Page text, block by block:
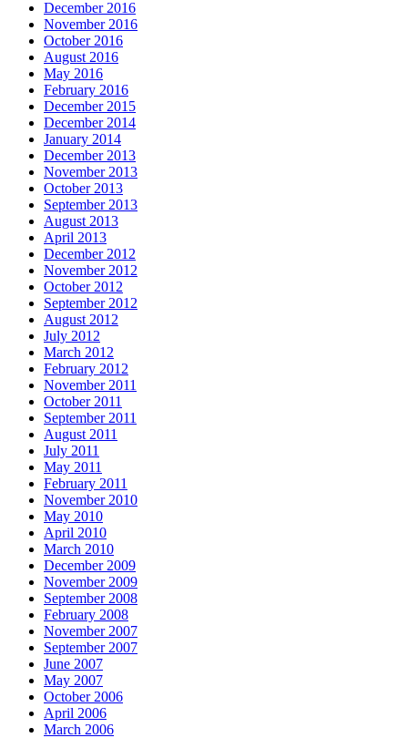
December 2016
November 2016
October 2016
August 2016
May 2016
February 2016
December 2015
December 2014
January 2014
December 2013
November 2013
October 2013
September 2013
August 2013
April 2013
December 2012
November 2012
October 2012
September 2012
August 2012
July 2012
March 2012
February 2012
November 2011
October 2011
September 2011
August 2011
July 2011
May 2011
February 2011
November 2010
May 2010
April 2010
March 2010
December 2009
November 2009
September 2008
February 2008
November 2007
September 2007
June 2007
May 2007
October 2006
April 2006
March 2006